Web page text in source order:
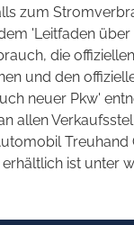
zum
'Leitfaden
die
und den
neuer Pkw'
allen
Treuhand
ist unter